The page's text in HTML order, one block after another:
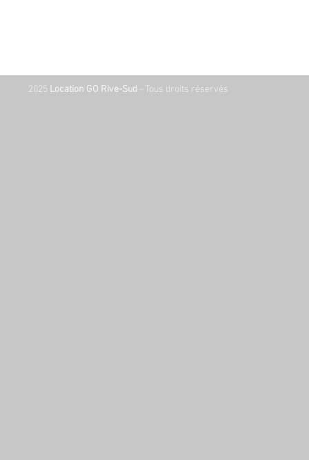
2025 Location GO Rive-Sud - Tous droits réservés